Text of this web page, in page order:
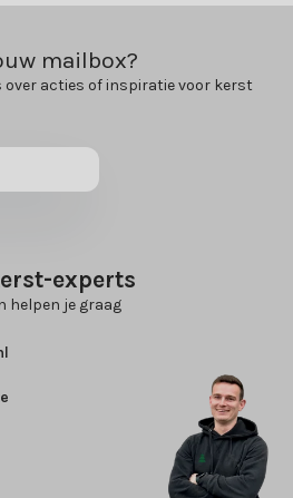
mailbox?
over acties of inspiratie voor kerst
experts
helpen je graag